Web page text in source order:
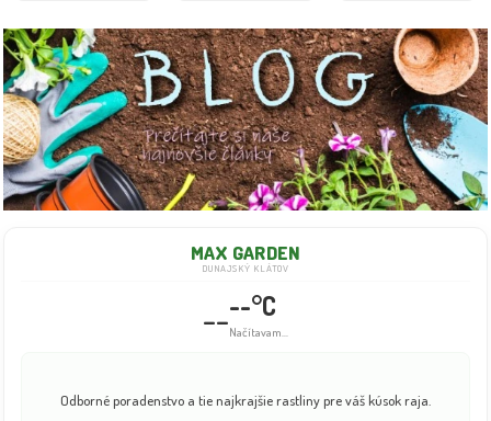
MAX GARDEN
DUNAJSKÝ KLÁTOV
----°C
Načítavam...
Odborné poradenstvo a tie najkrajšie rastliny pre váš kúsok raja.